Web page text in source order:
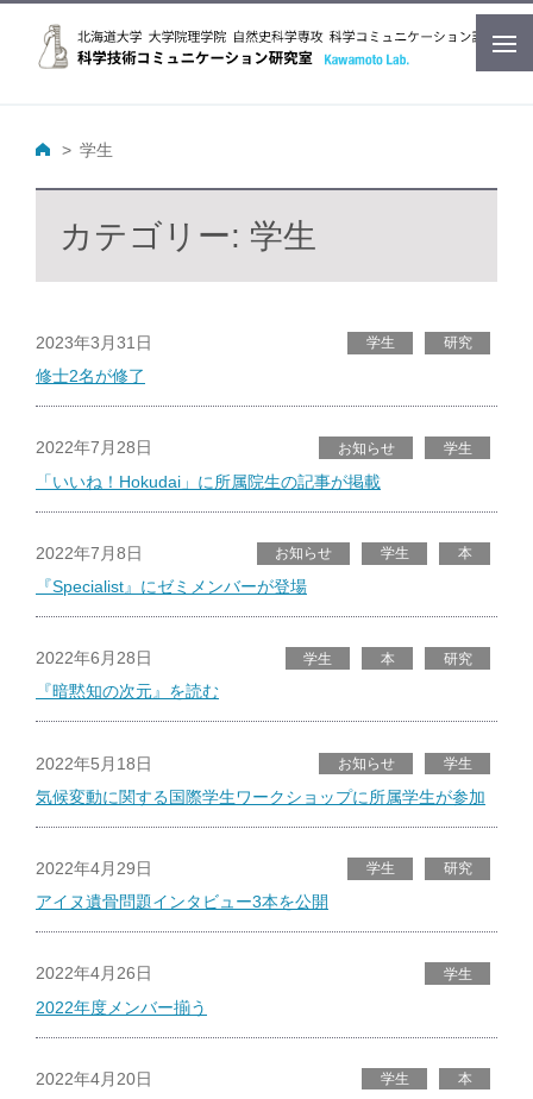
学生
カテゴリー: 学生
2023年3月31日 学生 研究
修士2名が修了
2022年7月28日 お知らせ 学生
「いいね！Hokudai」に所属院生の記事が掲載
2022年7月8日 お知らせ 学生 本
『Specialist』にゼミメンバーが登場
2022年6月28日 学生 本 研究
『暗黙知の次元』を読む
2022年5月18日 お知らせ 学生
気候変動に関する国際学生ワークショップに所属学生が参加
2022年4月29日 学生 研究
アイヌ遺骨問題インタビュー3本を公開
2022年4月26日 学生
2022年度メンバー揃う
2022年4月20日 学生 本